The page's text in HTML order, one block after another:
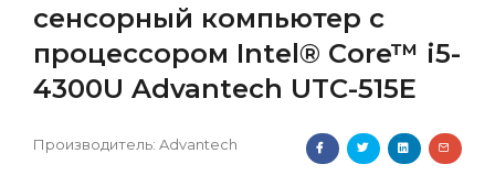
сенсорный компьютер с
процессором Intel® Core™ i5-
4300U Advantech UTC-515E
Производитель: Advantech